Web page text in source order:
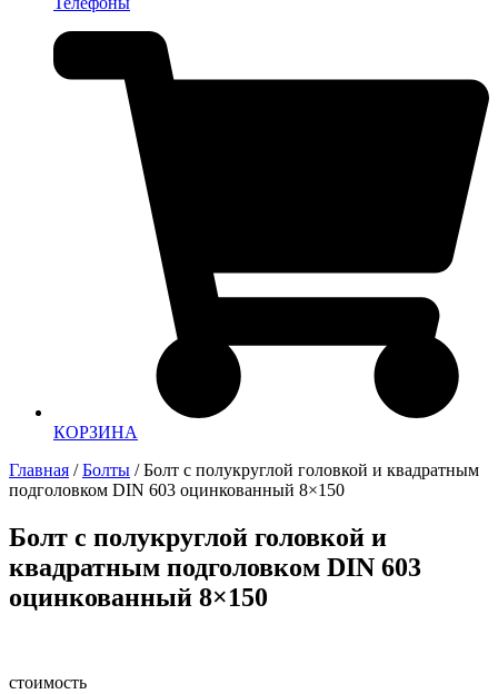
КОРЗИНА
Главная /Болты / Болт с полукруглой головкой и квадратным
подголовком DIN 603 оцинкованный 8×150
Болт с полукруглой головкой и
квадратным подголовком DIN 603
оцинкованный 8×150
стоимость